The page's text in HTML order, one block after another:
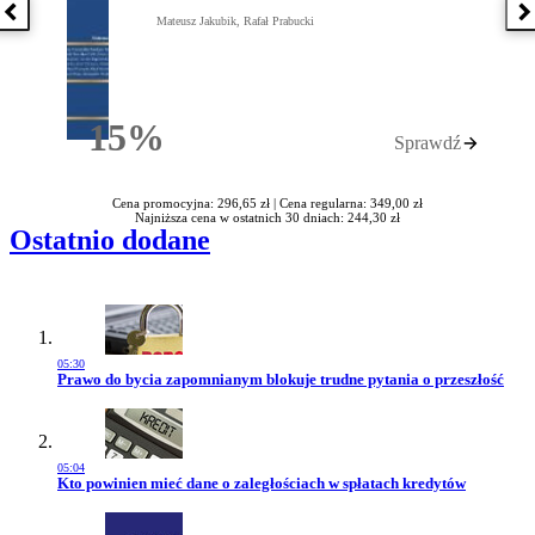
Poprzednia książka
15%Rabatu
Mateusz Jakubik, Rafał Prabucki
Sprawdź
Cena promocyjna: 296,65 zł | Cena regularna: 349,00 zł
Najniższa cena w ostatnich 30 dniach: 244,30 zł
Ostatnio dodane
05:30
Przejdź do artykułu:
Prawo do bycia zapomnianym blokuje trudne pytania o przeszłość
05:04
Przejdź do artykułu:
Kto powinien mieć dane o zaległościach w spłatach kredytów